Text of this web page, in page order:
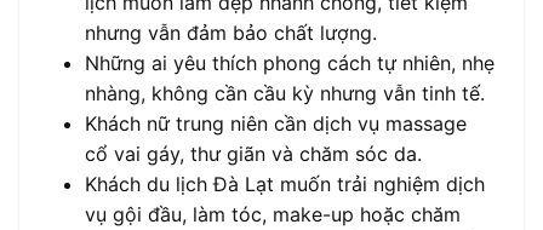
nhưng vẫn đảm bảo chất lượng.
Những ai yêu thích phong cách tự nhiên, nhẹ
nhàng, không cần cầu kỳ nhưng vẫn tinh tế.
Khách nữ trung niên cần dịch vụ massage
cổ vai gáy, thư giãn và chăm sóc da.
Khách du lịch Đà Lạt muốn trải nghiệm dịch
vụ gội đầu, làm tóc, make-up hoặc chăm